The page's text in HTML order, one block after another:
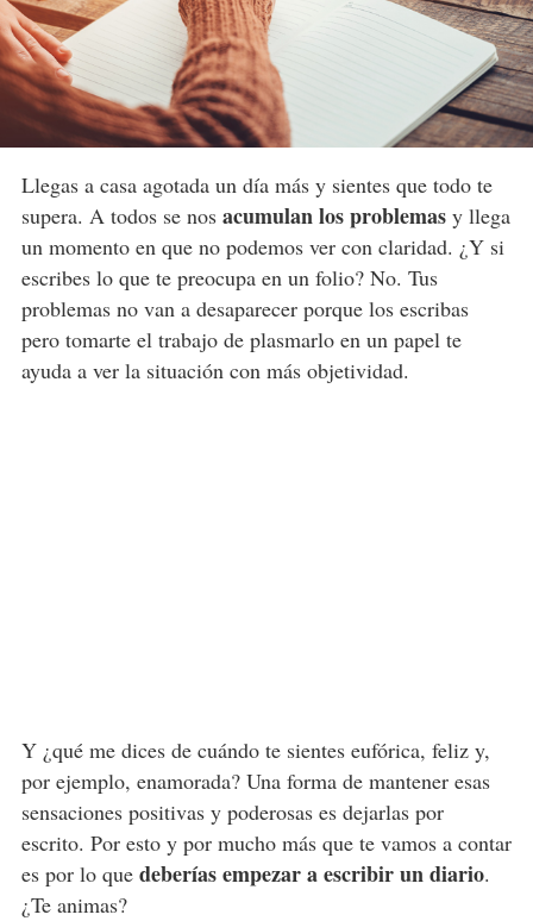
Llegas a casa agotada un día más y sientes que todo te
supera. A todos se nos acumulan los problemasy llega
un momento en que no podemos ver con claridad. ¿Y si
escribes lo que te preocupa en un folio? No. Tus
problemas no van a desaparecer porque los escribas
pero tomarte el trabajo de plasmarlo en un papel te
ayuda a ver la situación con más objetividad.
Y ¿qué me dices de cuándo te sientes eufórica, feliz y,
por ejemplo, enamorada? Una forma de mantener esas
sensaciones positivas y poderosas es dejarlas por
escrito. Por esto y por mucho más que te vamos a contar
es por lo que deberías empezar a escribir un diario.
¿Te animas?